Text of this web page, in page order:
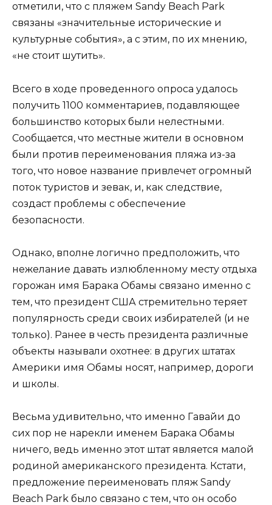
отметили, что с пляжем Sandy Beach Park
связаны «значительные исторические и
культурные события», а с этим, по их мнению,
«не стоит шутить».
Всего в ходе проведенного опроса удалось
получить 1100 комментариев, подавляющее
большинство которых были нелестными.
Сообщается, что местные жители в основном
были против переименования пляжа из-за
того, что новое название привлечет огромный
поток туристов и зевак, и, как следствие,
создаст проблемы с обеспечение
безопасности.
Однако, вполне логично предположить, что
нежелание давать излюбленному месту отдыха
горожан имя Барака Обамы связано именно с
тем, что президент США стремительно теряет
популярность среди своих избирателей (и не
только). Ранее в честь президента различные
объекты называли охотнее: в других штатах
Америки имя Обамы носят, например, дороги
и школы.
Весьма удивительно, что именно Гавайи до
сих пор не нарекли именем Барака Обамы
ничего, ведь именно этот штат является малой
родиной американского президента. Кстати,
предложение переименовать пляж Sandy
Beach Park было связано с тем, что он особо